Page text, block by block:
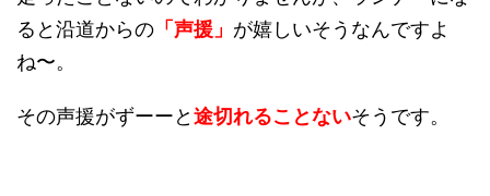
ると沿道からの 「声援」 が嬉しいそうなんですよ
ね〜。
その声援がずーーと途切れることないそうです。